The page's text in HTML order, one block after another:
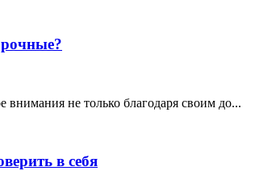
внимания не только благодаря своим до...
в себя